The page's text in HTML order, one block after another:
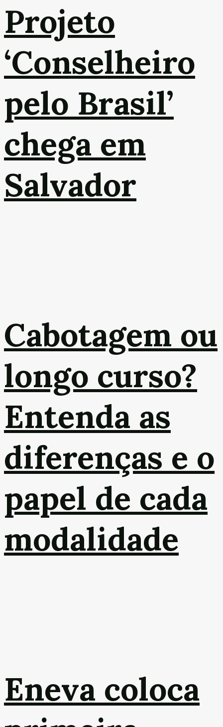
Projeto
‘Conselheiro
pelo Brasil’
chega em
Salvador
Cabotagem ou
longo curso?
Entenda as
diferenças e o
papel de cada
modalidade
Eneva coloca